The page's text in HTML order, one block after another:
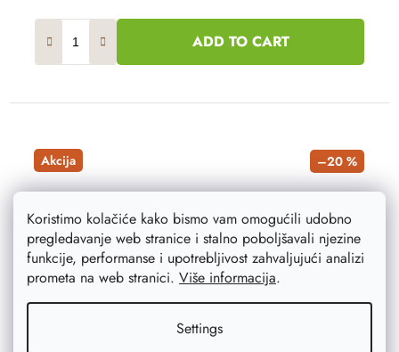
Koristimo kolačiće kako bismo vam omogućili udobno
pregledavanje web stranice i stalno poboljšavali njezine
funkcije, performanse i upotrebljivost zahvaljujući analizi
prometa na web stranici. Više informacija.
Settings
ADD TO CART
Akcija –20 %